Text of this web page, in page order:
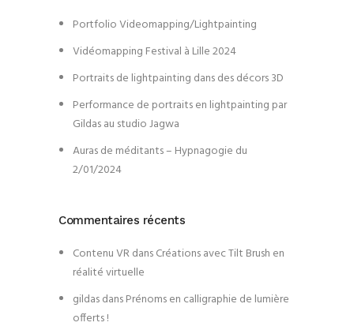
Portfolio Videomapping/Lightpainting
Vidéomapping Festival à Lille 2024
Portraits de lightpainting dans des décors 3D
Performance de portraits en lightpainting par
Gildas au studio Jagwa
Auras de méditants – Hypnagogie du
2/01/2024
Commentaires récents
Contenu VRdansCréations avec Tilt Brush en
réalité virtuelle
gildasdansPrénoms en calligraphie de lumière
offerts !